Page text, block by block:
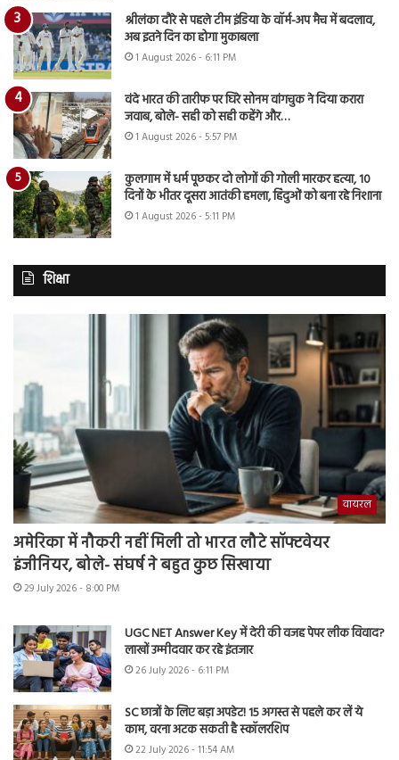
श्रीलंका दौरे से पहले टीम इंडिया के वॉर्म-अप मैच में बदलाव,
अब इतने दिन का होगा मुकाबला
1 August 2026 - 6:11 PM
वंदे भारत की तारीफ पर घिरे सोनम वांगचुक ने दिया करारा
जवाब, बोले- सही को सही कहेंगे और…
1 August 2026 - 5:57 PM
कुलगाम में धर्म पूछकर दो लोगों की गोली मारकर हत्या, 10
दिनों के भीतर दूसरा आतंकी हमला, हिंदुओं को बना रहे निशाना
1 August 2026 - 5:11 PM
शिक्षा
वायरल
अमेरिका में नौकरी नहीं मिली तो भारत लौटे सॉफ्टवेयर
इंजीनियर, बोले- संघर्ष ने बहुत कुछ सिखाया
29 July 2026 - 8:00 PM
UGC NET Answer Key में देरी की वजह पेपर लीक विवाद?
लाखों उम्मीदवार कर रहे इंतजार
26 July 2026 - 6:11 PM
SC छात्रों के लिए बड़ा अपडेट! 15 अगस्त से पहले कर लें ये
काम, वरना अटक सकती है स्कॉलरशिप
22 July 2026 - 11:54 AM